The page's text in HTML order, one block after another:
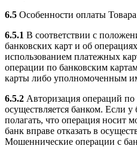
6.5 Особенности оплаты
6.5.1 В соответствии с
банковских карт и об
использованием платежных
операции по банковским
карты либо уполномоченным
6.5.2 Авторизация операций
осуществляется банком. Если у
полагать, что операция носит
банк вправе отказать в
Мошеннические операции с